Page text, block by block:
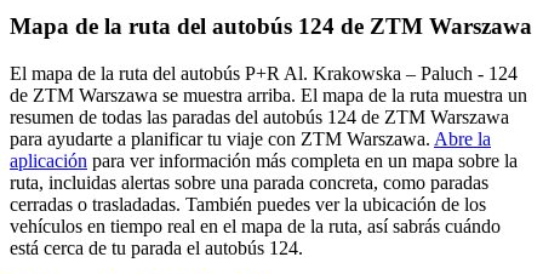
Mapa de la ruta del autobús 124 de ZTM Warszawa
El mapa de la ruta del autobús P+R Al. Krakowska – Paluch - 124
de ZTM Warszawa se muestra arriba. El mapa de la ruta muestra un
resumen de todas las paradas del autobús 124 de ZTM Warszawa
para ayudarte a planificar tu viaje con ZTM Warszawa. Abre la
aplicación para ver información más completa en un mapa sobre la
ruta, incluidas alertas sobre una parada concreta, como paradas
cerradas o trasladadas. También puedes ver la ubicación de los
vehículos en tiempo real en el mapa de la ruta, así sabrás cuándo
está cerca de tu parada el autobús 124.